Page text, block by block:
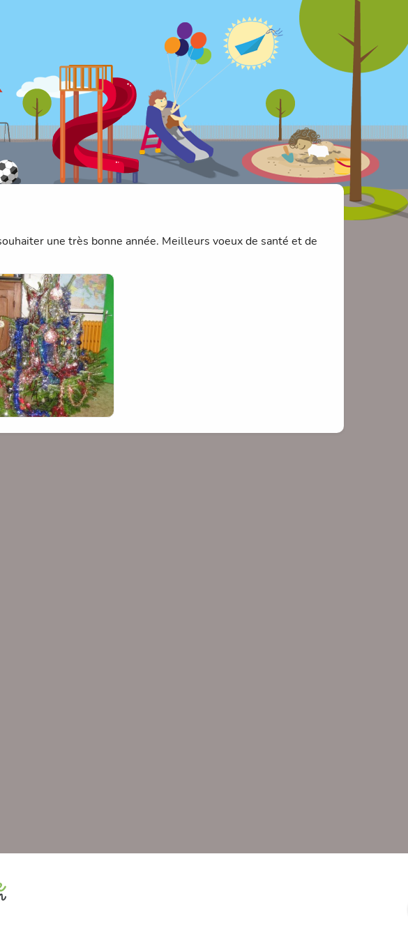
une très bonne année. Meilleurs voeux de santé et de